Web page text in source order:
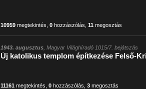
10959 megtekintés ,0 hozzászólás ,11 megosztás
1943. augusztus , Magyar Világhíradó 1015/7. bejátszás
Új katolikus templom építkezése Felső-
11161 megtekintés ,0 hozzászólás ,3 megosztás